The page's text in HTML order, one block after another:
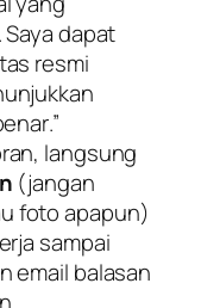
dapat
resmi
.”
langsung
(jangan
foto apapun)
sampai
email balasan